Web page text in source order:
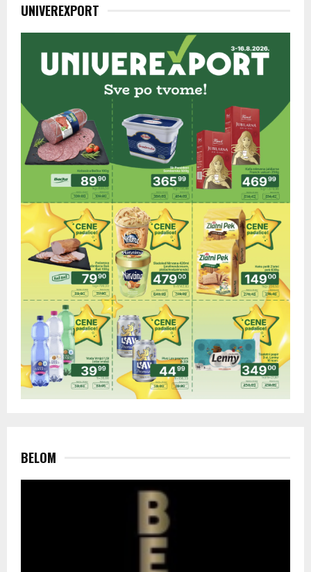
UNIVEREXPORT
BELOM